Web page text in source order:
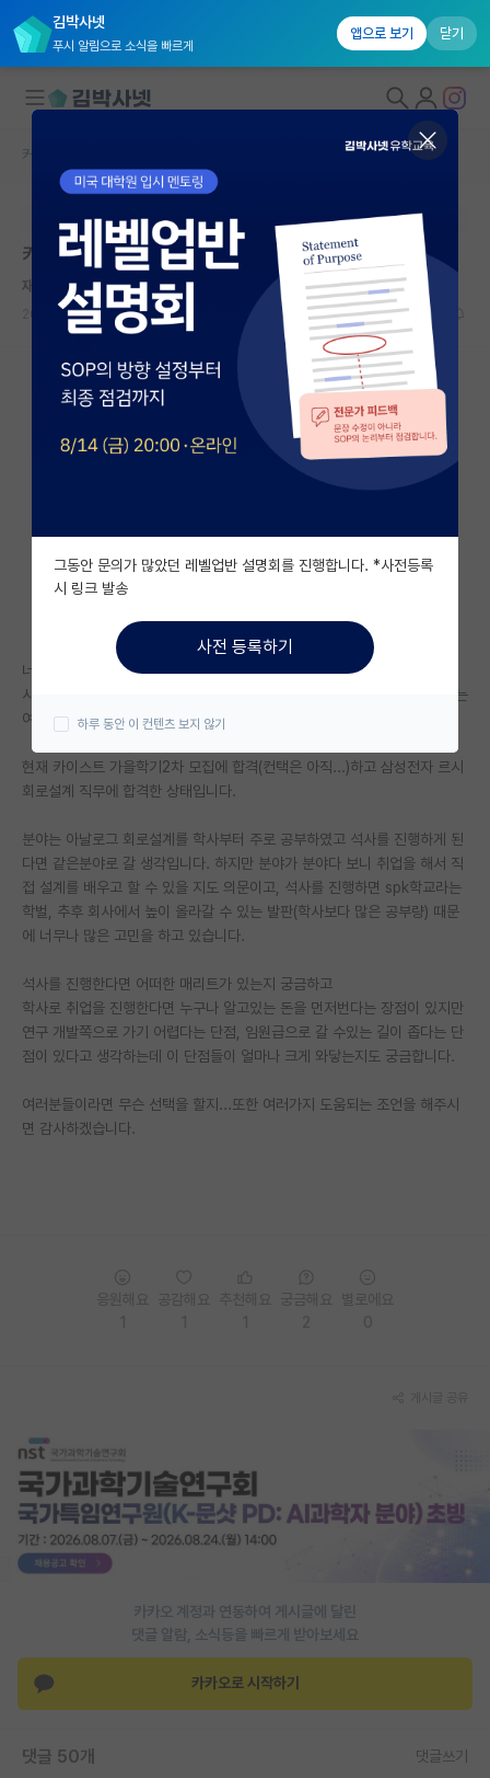
김박사넷
푸시 알림으로 소식을 빠르게
앱으로 보기 닫기
대학원생 모집
국내대학원 정보
연구실&오픈랩
커뮤니티
커뮤니티 홈
전체글보기
베스트 게시판
자유 게시판(아무개랩)
미국 유학 게시판
미국 대학원 합격 후기 게시판
대학원생 모집 게시판
연구실(PI) 홍보 게시판
석박사 채용 정보 게시판
임용 정보 게시판
학부 인턴 게시판
취업 게시판
임용 후기 게시판
PI 전용 게시판
인문사회 계열 게시판
특수/전문대학원 게시판
반도체 아카데미
재팬라운지 🌸
커뮤니티 홈
본문이 수정되지 않는 박제글입니다.
카이스트 석사 VS 삼성전자 학사 취업(ㅠ.ㅠ 도와주세요)
재밌는 윌리엄 켈빈
2023.07.16 50 18654
너무나 배부른 고민이고 행복한 소리하고 있네 라고 생각하시겠지만, 많은
시간을 고민을 하다가 답이 안나와서 석사나 박사 및 사기업연구원을 하시는
여러분들꼐 질문드려봅니다.
현재 카이스트 가을학기2차 모집에 합격(컨택은 아직...)하고 삼성전자 르시
회로설계 직무에 합격한 상태입니다.
분야는 아날로그 회로설계를 학사부터 주로 공부하였고 석사를 진행하게 된
다면 같은분야로 갈 생각입니다. 하지만 분야가 분야다 보니 취업을 해서 직
접 설계를 배우고 할 수 있을 지도 의문이고, 석사를 진행하면 spk학교라는
학벌, 추후 회사에서 높이 올라갈 수 있는 발판(학사보다 많은 공부량) 때문
에 너무나 많은 고민을 하고 있습니다.
석사를 진행한다면 어떠한 매리트가 있는지 궁금하고
학사로 취업을 진행한다면 누구나 알고있는 돈을 먼저번다는 장점이 있지만
연구 개발쪽으로 가기 어렵다는 단점, 임원급으로 갈 수있는 길이 좁다는 단
점이 있다고 생각하는데 이 단점들이 얼마나 크게 와닿는지도 궁금합니다.
여러분들이라면 무슨 선택을 할지...또한 여러가지 도움되는 조언을 해주시
면 감사하겠습니다.
카카오 계정과 연동하여 게시글에 달린
댓글 알람, 소식등을 빠르게 받아보세요
카카오로 시작하기
댓글 50개 댓글쓰기
그동안 문의가 많았던 레벨업반 설명회를 진행합니다. *사전등록
시 링크 발송
사전 등록하기
하루 동안 이 컨텐츠 보지 않기